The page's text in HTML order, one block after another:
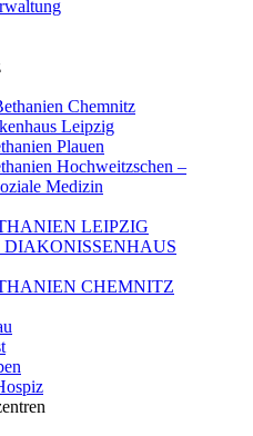
Chemnitz
Leipzig
Plauen
Hochweitzschen –
Medizin
LEIPZIG
CHEMNITZ